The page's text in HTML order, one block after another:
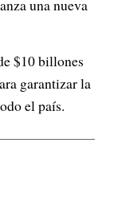
una nueva
$10 billones
garantizar la
el país.